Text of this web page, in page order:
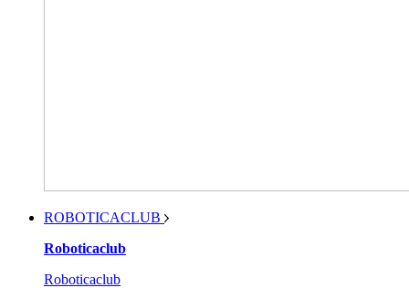
ROBOTICACLUB
Roboticaclub
Roboticaclub